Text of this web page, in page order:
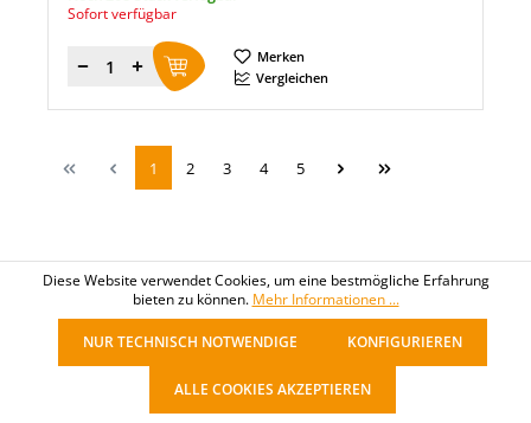
Sofort verfügbar
Menge
Merken
Vergleichen
1 2 3 4 5
Diese Website verwendet Cookies, um eine bestmögliche Erfahrung
bieten zu können. Mehr Informationen ...
NUR TECHNISCH NOTWENDIGE KONFIGURIEREN
ALLE COOKIES AKZEPTIEREN